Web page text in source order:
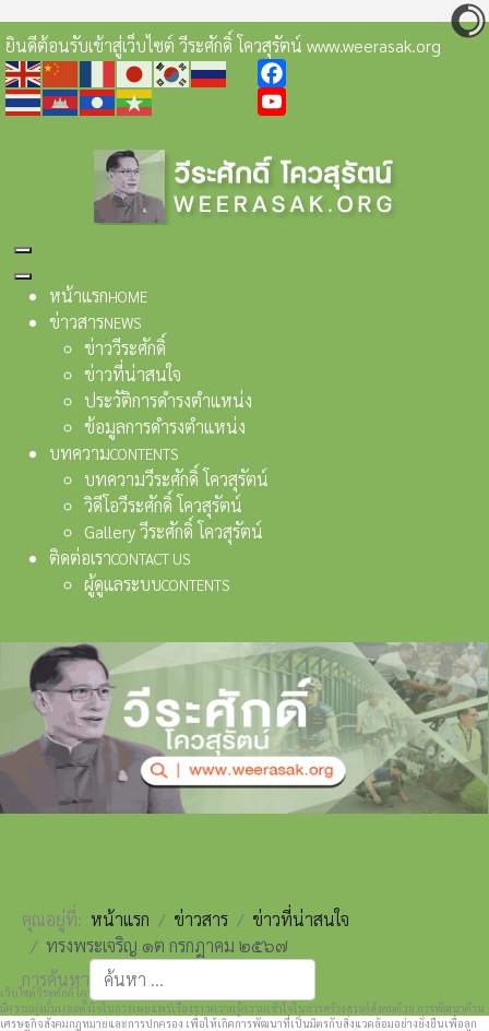
ยินดีต้อนรับเข้าสู่เว็บไซต์ วีระศักดิ์ โควสุรัตน์ www.weerasak.org
Facebook
หน้าแรกHOME
ข่าวสารNEWS
ข่าววีระศักดิ์
ข่าวที่น่าสนใจ
ประวัติการดำรงตำแหน่ง
ข้อมูลการดำรงตำแหน่ง
บทความCONTENTS
บทความวีระศักดิ์ โควสุรัตน์
วิดีโอวีระศักดิ์ โควสุรัตน์
Gallery วีระศักดิ์ โควสุรัตน์
ติดต่อเราCONTACT US
ผู้ดูแลระบบCONTENTS
เว็บไซต์วีระศักดิ์ โควสุรัตน์ www.weerasak.org
มีความมุ่งมั่นเเละตั้งใจในการเผยแพร่เรื่องราวความรู้ความเข้าใจในการสร้างสรรค์สังคมด้วย การพัฒนาด้าน
เศรษฐกิจสังคมกฎหมายและการปกครอง เพื่อให้เกิดการพัฒนาที่เป็นมิตรกับสิ่งแวดล้อมอย่างยั่งยืนเพื่อลูก
คุณอยู่ที่: หน้าแรก ข่าวสาร
ข่าวที่น่าสนใจ
ทรงพระเจริญ ๑ต กรกฎาคม ๒๕๖๗
การค้นหา
Type 2 or more characters for results.